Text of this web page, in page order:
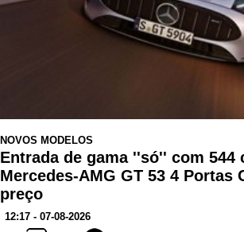
NOVOS MODELOS
Entrada de gama ''só'' com 544
Mercedes-AMG GT 53 4 Portas
preço
12:17 - 07-08-2026